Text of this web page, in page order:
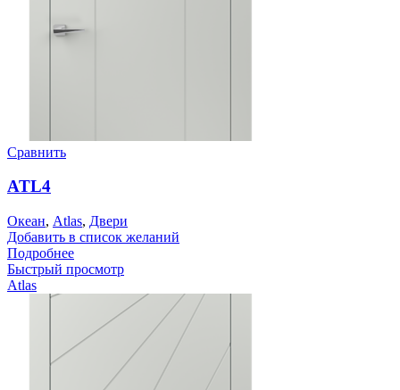
Сравнить
ATL4
Океан, Atlas, Двери
Добавить в список желаний
Подробнее
Быстрый просмотр
Atlas